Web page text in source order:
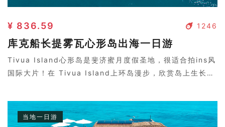
1246
¥ 836.59
库克船长提雾瓦心形岛出海一日游
Tivua Island心形岛是斐济蜜月度假圣地，很适合拍ins风
国际大片！在 Tivua Island上环岛漫步，欣赏岛上生长的
当地一日游